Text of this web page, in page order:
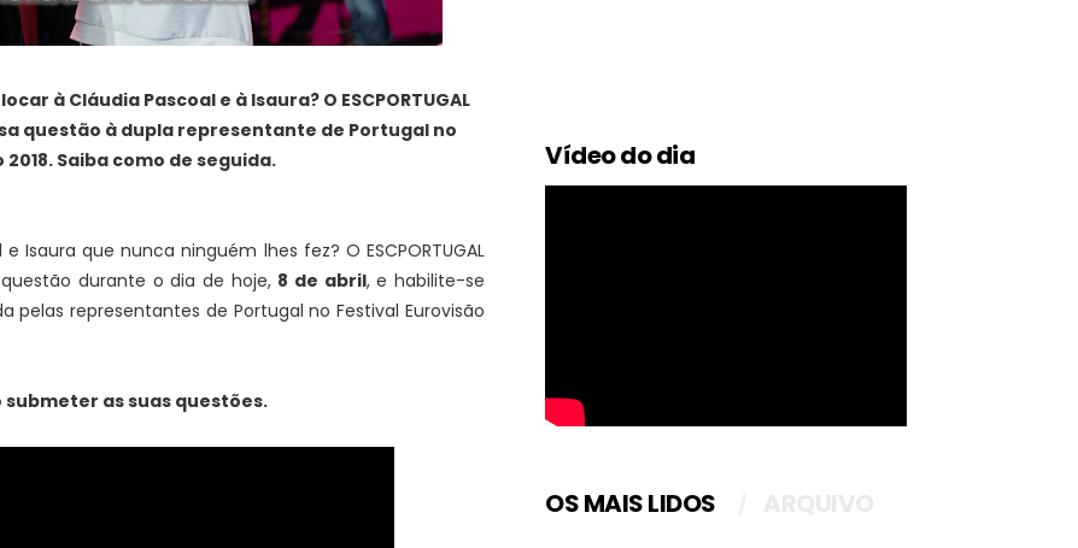
à Cláudia Pascoal e à Isaura? O ESCPORTUGAL
questão à dupla representante de Portugal no
Saiba como de seguida.
que nunca ninguém lhes fez? O ESCPORTUGAL
durante o dia de hoje, 8 de abril, e habilite-se
pelas representantes de Portugal no Festival Eurovisão
as suas questões.
Vídeo do dia
OS MAIS LIDOS